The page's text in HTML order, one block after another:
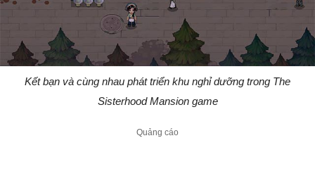
Kết bạn và cùng nhau phát triển khu nghỉ dưỡng trong The
Sisterhood Mansion game